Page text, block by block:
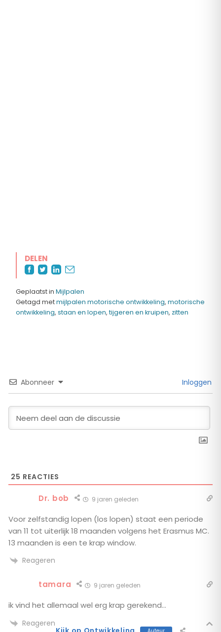
DELEN
Geplaatst in Mijlpalen
Getagd metmijlpalen motorische ontwikkeling, motorische
ontwikkeling, staan en lopen, tijgeren en kruipen, zitten
Abonneer Inloggen
25 REACTIES
Dr. bob 9 jaren geleden
Voor zelfstandig lopen (los lopen) staat een periode
van 11 tot uiterlijk 18 maanden volgens het Erasmus MC.
13 maanden is een te krap window.
Reageren
tamara 9 jaren geleden
ik vind het allemaal wel erg krap gerekend…
Reageren